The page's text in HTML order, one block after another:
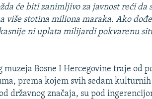
će biti zanimljivo za javnost reći da
više stotina miliona maraka. Ako
ni uplata milijardi pokvarenu
muzeja Bosne I Hercegovine traje od
prema kojem svih sedam
državnog značaja, su pod